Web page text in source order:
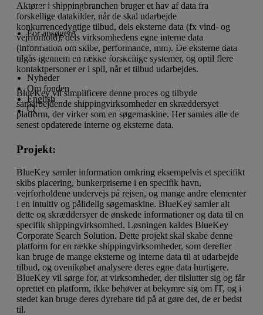
Vi støtter ikke
For ansøgere
Ansøgningsfrister
Lån til iværksætteri og innovation
Donationer til almennyttige projekter
Nyheder
Om fonden
English
Aktører i shippingbranchen bruger et hav af data fra
forskellige datakilder, når de skal udarbejde
konkurrencedygtige tilbud, dels eksterne data (fx vind- og
vejrforhold), dels virksomhedens egne interne data
(information om skibe, performance, mm). De eksterne data
tilgås igennem en række forskellige systemer, og optil flere
kontaktpersoner er i spil, når et tilbud udarbejdes.
BlueKey vil simplificere denne proces og tilbyde
samarbejdende shippingvirksomheder en skræddersyet
platform, der virker som en søgemaskine. Her samles alle de
senest opdaterede interne og eksterne data.
Projekt:
BlueKey samler information omkring eksempelvis et specifikt
skibs placering, bunkerpriserne i en specifik havn,
vejrforholdene undervejs på rejsen, og mange andre elementer
i en intuitiv og pålidelig søgemaskine. BlueKey samler alt
dette og skræddersyer de ønskede informationer og data til en
specifik shippingvirksomhed. Løsningen kaldes BlueKey
Corporate Search Solution. Dette projekt skal skabe denne
platform for en række shippingvirksomheder, som derefter
kan bruge de mange eksterne og interne data til at udarbejde
tilbud, og ovenikøbet analysere deres egne data hurtigere.
BlueKey vil sørge for, at virksomheder, der tilslutter sig og får
oprettet en platform, ikke behøver at bekymre sig om IT, og i
stedet kan bruge deres dyrebare tid på at gøre det, de er bedst
til.